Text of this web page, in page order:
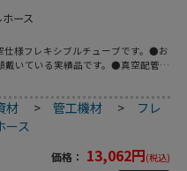
ース
様フレキシブルチューブです。●お
戴いている実績品です。●真空配管
フランジサイズ：NW16●適合流
温度範囲：-196～150℃(シール材の
)●Heリーク試験：1.33×10[[の-10
●フレキ部：ステンレス
：ステンレス(SUS316L)
材 >管工機材 > フレ
ース
価格： 13,062円(税込)